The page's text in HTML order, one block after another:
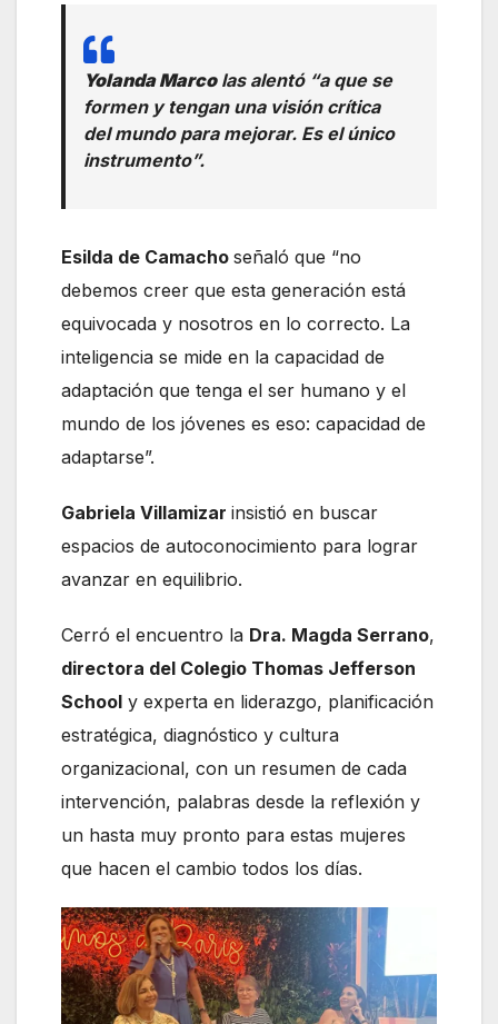
Yolanda Marcolas alentó “a que se
formen y tengan una visión crítica
del mundo para mejorar. Es el único
instrumento”.
Esilda de Camacho señaló que “no
debemos creer que esta generación está
equivocada y nosotros en lo correcto. La
inteligencia se mide en la capacidad de
adaptación que tenga el ser humano y el
mundo de los jóvenes es eso: capacidad de
adaptarse”.
Gabriela Villamizar insistió en buscar
espacios de autoconocimiento para lograr
avanzar en equilibrio.
Cerró el encuentro la Dra. Magda Serrano,
directora del Colegio Thomas Jefferson
School y experta en liderazgo, planificación
estratégica, diagnóstico y cultura
organizacional, con un resumen de cada
intervención, palabras desde la reflexión y
un hasta muy pronto para estas mujeres
que hacen el cambio todos los días.